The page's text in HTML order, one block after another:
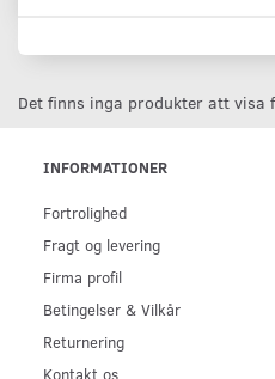
Det finns inga produkter att visa
INFORMATIONER
Fortrolighed
Fragt og levering
Firma profil
Betingelser & Vilkår
Returnering
Kontakt os